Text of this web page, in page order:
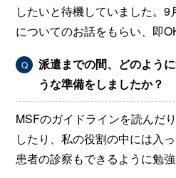
したいと待機していました。9
についてのお話をもらい、即
Q
派遣までの間、どのよう
うな準備をしましたか？
MSFのガイドラインを読んだ
したり、私の役割の中には入
患者の診察もできるように勉強